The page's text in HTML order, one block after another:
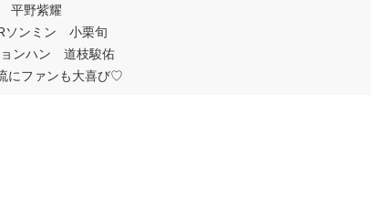
平野紫耀
ソンミン 小栗旬
ョンハン 道枝駿佑
にファンも大喜び♡